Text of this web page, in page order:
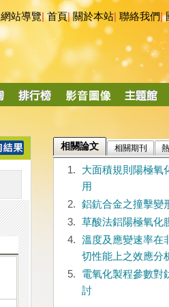
網站導覽|首頁|關於本站 聯絡我們|
相關論文 相關期刊
1.
大面積規則陽極氧
用
2.
鋁鈧合金之撞擊變
3.
草酸法鋁陽極氧化
4.
溫度及應變速率在
切性能上之效應分
5.
電氧化製程參數對
討